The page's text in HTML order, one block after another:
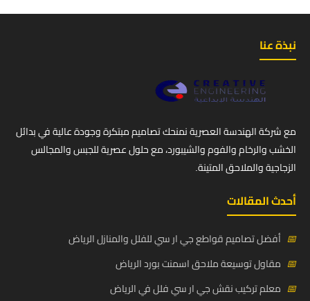
نبذة عنا
مع شركة الهندسة العصرية نمنحك تصاميم مبتكرة وجودة عالية في بدائل
الخشب والرخام والفوم والشيبورد، مع حلول عصرية للجبس والمجالس
الزجاجية والملاحق المتينة.
أحدث المقالات
📅 أفضل تصاميم قواطع جي ار سي للفلل والمنازل الرياض
📅 مقاول توسيعة ملاحق اسمنت بورد الرياض
📅 معلم تركيب نقش جي ار سي فلل في الرياض